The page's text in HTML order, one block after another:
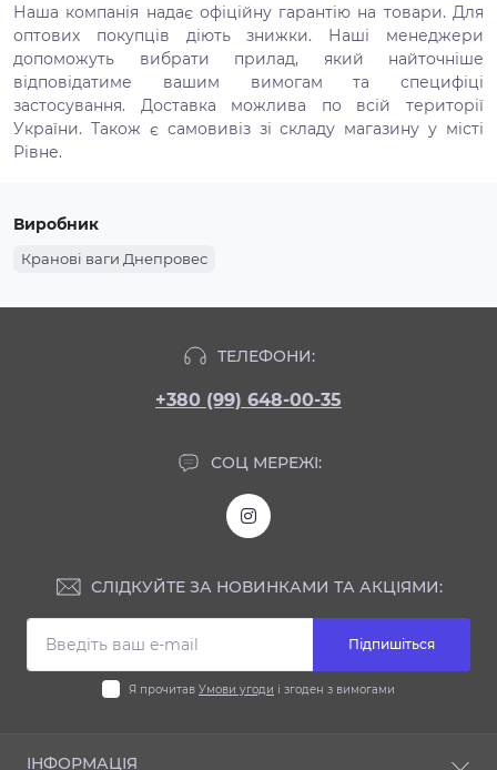
Наша компанія надає офіційну гарантію на товари. Для
оптових покупців діють знижки. Наші менеджери
допоможуть вибрати прилад, який найточніше
відповідатиме вашим вимогам та специфіці
застосування. Доставка можлива по всій території
України. Також є самовивіз зі складу магазину у місті
Рівне.
Виробник
Кранові ваги Днепровес
ТЕЛЕФОНИ:
+380 (99) 648-00-35
СОЦ МЕРЕЖІ:
СЛІДКУЙТЕ ЗА НОВИНКАМИ ТА АКЦІЯМИ:
Підпишіться
Я прочитав Умови угоди і згоден з вимогами
ІНФОРМАЦІЯ